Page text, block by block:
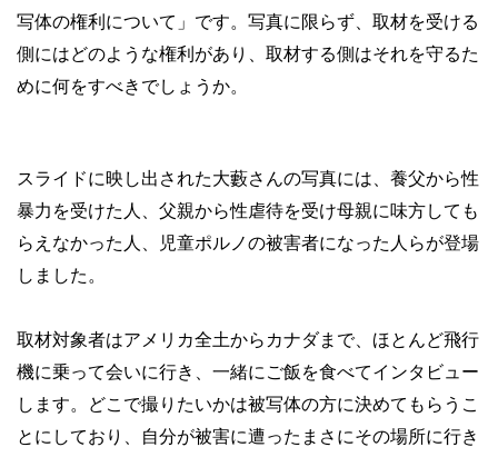
写体の権利について」です。写真に限らず、取材を受ける
側にはどのような権利があり、取材する側はそれを守るた
めに何をすべきでしょうか。
スライドに映し出された大藪さんの写真には、養父から性
暴力を受けた人、父親から性虐待を受け母親に味方しても
らえなかった人、児童ポルノの被害者になった人らが登場
しました。
取材対象者はアメリカ全土からカナダまで、ほとんど飛行
機に乗って会いに行き、一緒にご飯を食べてインタビュー
します。どこで撮りたいかは被写体の方に決めてもらうこ
とにしており、自分が被害に遭ったまさにその場所に行き